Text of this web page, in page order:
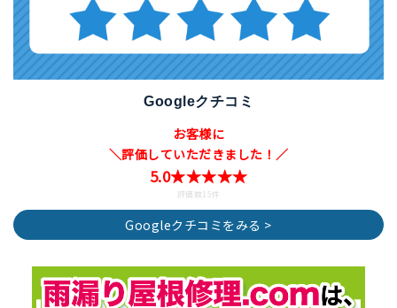
Googleクチコミ
お客様に
＼評価していただきました！／
5.0★★★★★
評価数15件
Googleクチコミをみる >